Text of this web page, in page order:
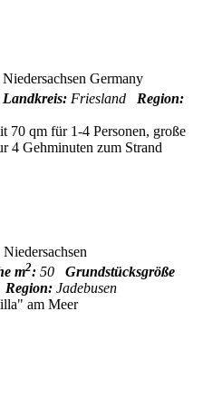
Germany
Landkreis: Friesland Region:
70 qm für 1-4 Personen, große
4 Gehminuten zum Strand
m2: 50 Grundstücksgröße
Region: Jadebusen
am Meer